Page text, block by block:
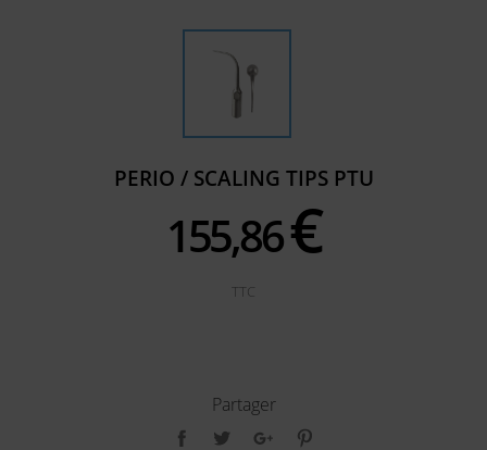
PERIO / SCALING TIPS PTU
155,86€
TTC
Partager